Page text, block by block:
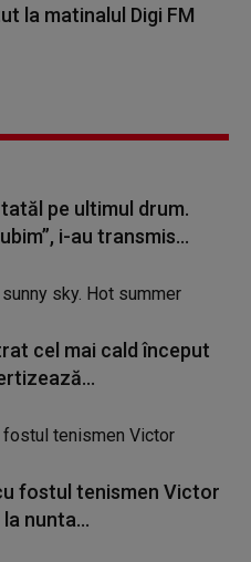
la matinalul Digi FM
pe ultimul drum.
i-au transmis...
cel mai cald început
fostul tenismen Victor
nunta...